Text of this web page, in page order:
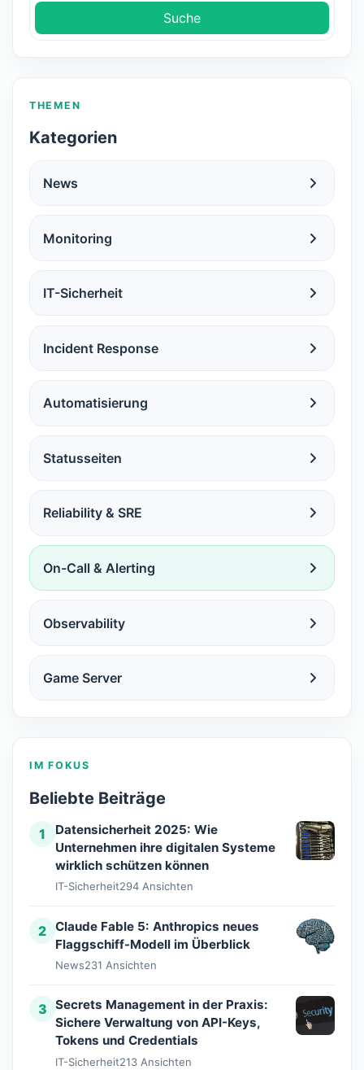
Suche
THEMEN
Kategorien
News
Monitoring
IT-Sicherheit
Incident Response
Automatisierung
Statusseiten
Reliability & SRE
On-Call & Alerting
Observability
Game Server
IM FOKUS
Beliebte Beiträge
1
Datensicherheit 2025: Wie
Unternehmen ihre digitalen Systeme
wirklich schützen können
IT-Sicherheit294 Ansichten
2 Claude Fable 5: Anthropics neues
Flaggschiff-Modell im Überblick
News231 Ansichten
3 Secrets Management in der Praxis:
Sichere Verwaltung von API-Keys,
Tokens und Credentials
IT-Sicherheit213 Ansichten